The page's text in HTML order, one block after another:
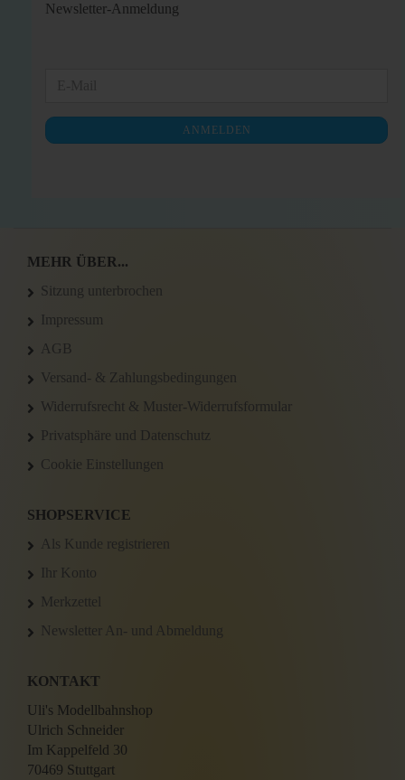
Newsletter-Anmeldung
NEWSLETTER-
ANMELDUNG
ANMELDEN
MEHR ÜBER...
Sitzung unterbrochen
Impressum
AGB
Versand- & Zahlungsbedingungen
Widerrufsrecht & Muster-Widerrufsformular
Privatsphäre und Datenschutz
Cookie Einstellungen
SHOPSERVICE
Als Kunde registrieren
Ihr Konto
Merkzettel
Newsletter An- und Abmeldung
KONTAKT
Uli's Modellbahnshop
Ulrich Schneider
Im Kappelfeld 30
70469 Stuttgart